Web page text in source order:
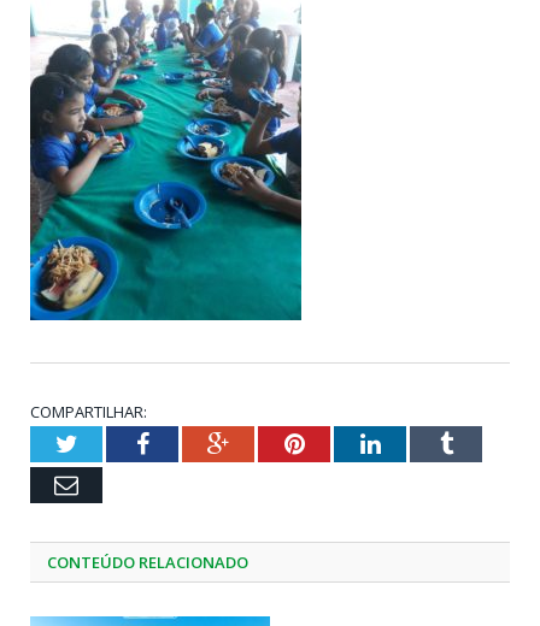
COMPARTILHAR:
TwitterFacebookGoogle+PinterestLinkedInTumblr
Email
CONTEÚDO RELACIONADO